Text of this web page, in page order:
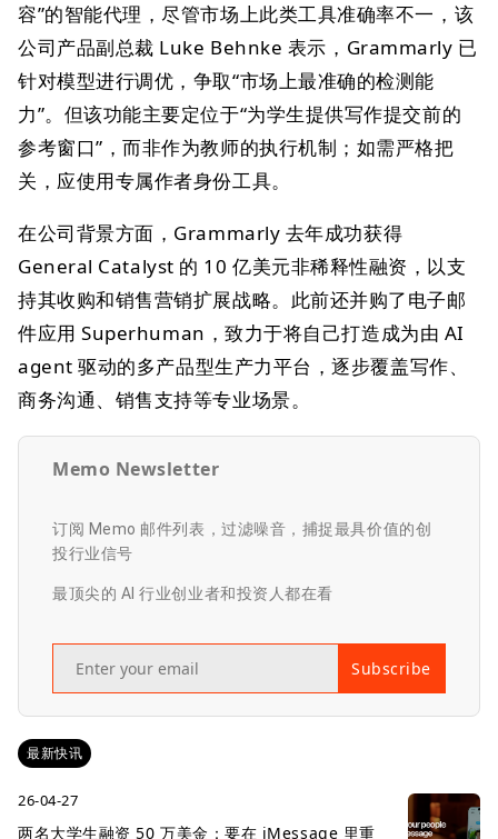
容”的智能代理，尽管市场上此类工具准确率不一，该
公司产品副总裁 Luke Behnke 表示，Grammarly 已
针对模型进行调优，争取“市场上最准确的检测能
力”。但该功能主要定位于“为学生提供写作提交前的
参考窗口”，而非作为教师的执行机制；如需严格把
关，应使用专属作者身份工具。
在公司背景方面，Grammarly 去年成功获得
General Catalyst 的 10 亿美元非稀释性融资，以支
持其收购和销售营销扩展战略。此前还并购了电子邮
件应用 Superhuman，致力于将自己打造成为由 AI
agent 驱动的多产品型生产力平台，逐步覆盖写作、
商务沟通、销售支持等专业场景。
Memo Newsletter
订阅 Memo 邮件列表，过滤噪音，捕捉最具价值的创
投行业信号
最顶尖的 AI 行业创业者和投资人都在看
Subscribe
最新快讯
26-04-27
两名大学生融资 50 万美金：要在 iMessage 里重